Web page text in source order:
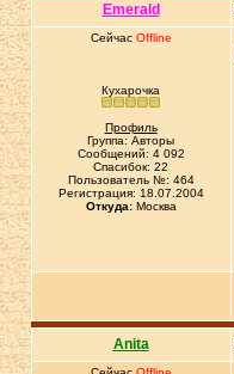
Emerald
Сейчас Offline
Кухарочка
Профиль
Группа: Авторы
Сообщений: 4 092
Спасибок: 22
Пользователь №: 464
Регистрация: 18.07.2004
Откуда:Москва
Anita